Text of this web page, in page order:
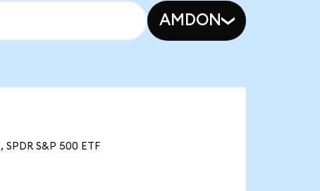
AMDON
S&P 500 ETF